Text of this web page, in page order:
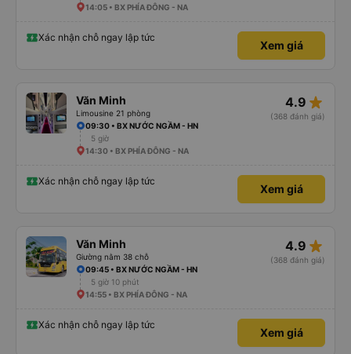
14:05 • BX PHÍA ĐÔNG - NA
Xác nhận chỗ ngay lập tức
Xem giá
Văn Minh
Limousine 21 phòng
4.9 star_rate
(368 đánh giá)
09:30 • BX NƯỚC NGẦM - HN
5 giờ
14:30 • BX PHÍA ĐÔNG - NA
Xác nhận chỗ ngay lập tức
Xem giá
Văn Minh
Giường nằm 38 chỗ
4.9 star_rate
(368 đánh giá)
09:45 • BX NƯỚC NGẦM - HN
5 giờ 10 phút
14:55 • BX PHÍA ĐÔNG - NA
Xác nhận chỗ ngay lập tức
Xem giá